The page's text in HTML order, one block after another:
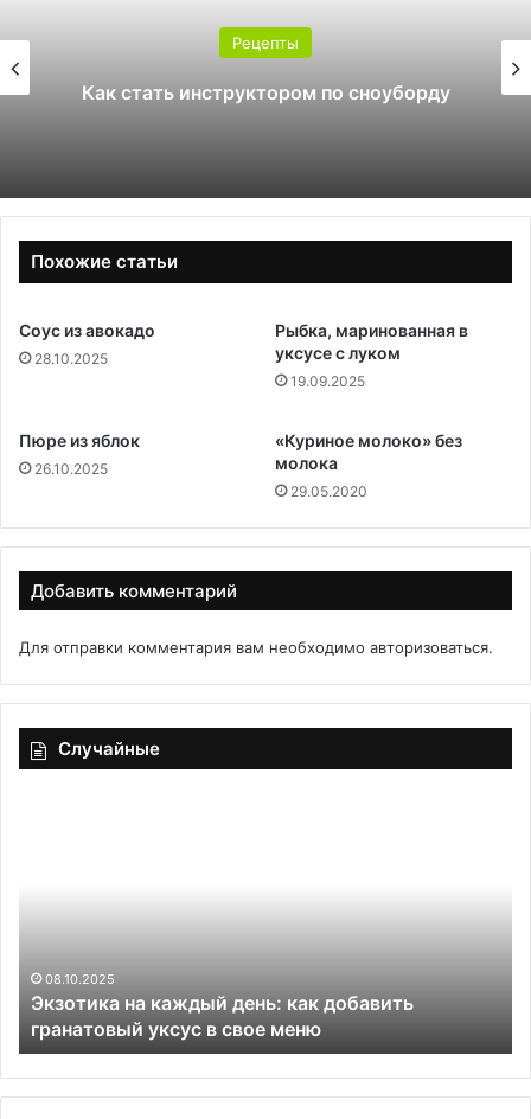
Рецепты
Как стать инструктором по сноуборду
Похожие статьи
Соус из авокадо
28.10.2025
Рыбка, маринованная в
уксусе с луком
19.09.2025
Пюре из яблок
26.10.2025
«Куриное молоко» без
молока
29.05.2020
Добавить комментарий
Для отправки комментария вам необходимо авторизоваться.
Случайные
уксус
свое
меню
08.10.2025
Экзотика на каждый день: как добавить
гранатовый уксус в свое меню